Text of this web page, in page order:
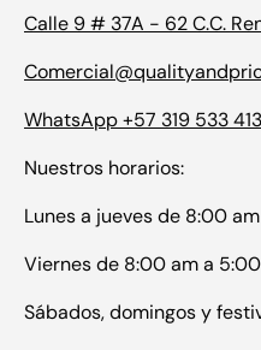
Calle 9 # 37A - 62 C.C.
WhatsApp +57 319 533
Nuestros horarios:
Lunes a jueves de 8:00
Viernes de 8:00 am a
Sábados, domingos y